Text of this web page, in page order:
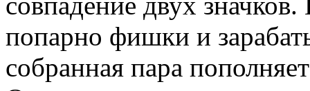
попарно фишки и
собранная пара